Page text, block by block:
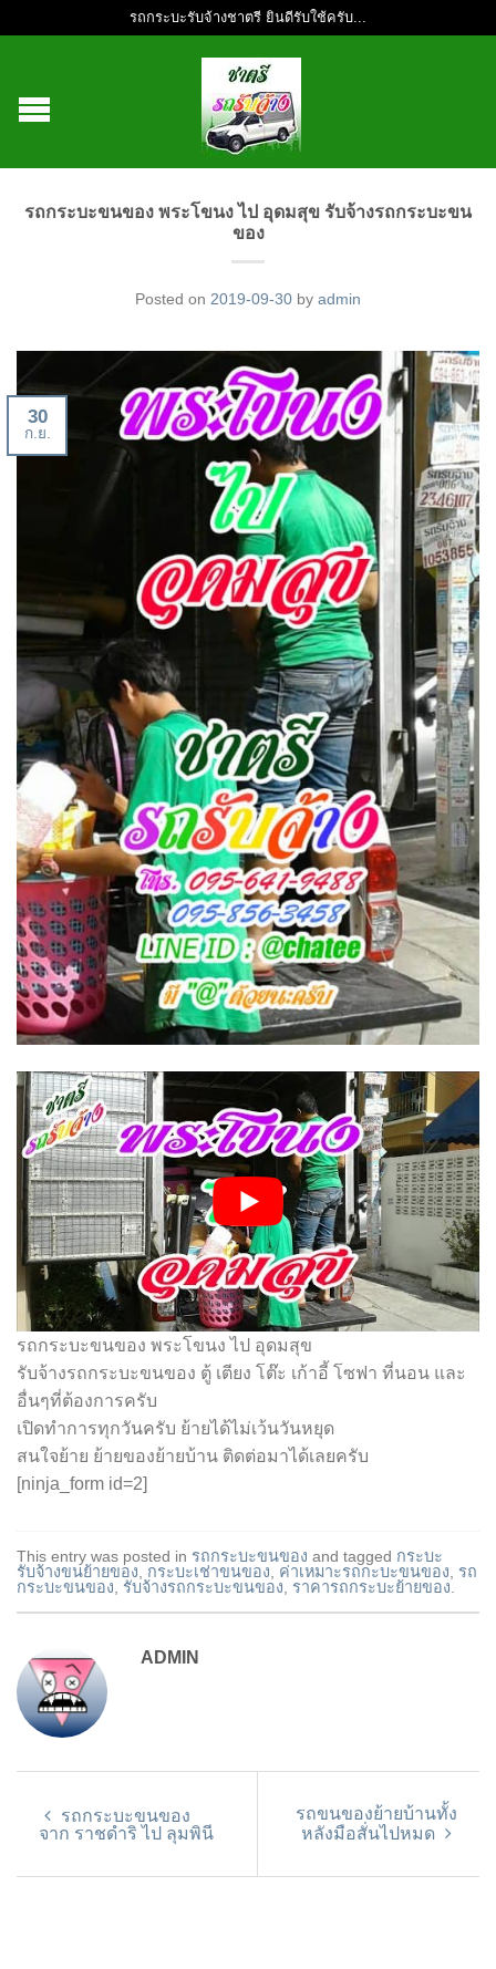
รถกระบะรับจ้างชาตรี ยินดีรับใช้ครับ...
รถกระบะขนของ พระโขนง ไป อุดมสุข รับจ้างรถกระบะขน
ของ
Posted on 2019-09-30 by admin
30
ก.ย.
รถกระบะขนของ พระโขนง ไป อุดมสุข
รับจ้างรถกระบะขนของ ตู้ เตียง โต๊ะ เก้าอี้ โซฟา ที่นอน และ
อื่นๆที่ต้องการครับ
เปิดทำการทุกวันครับ ย้ายได้ไม่เว้นวันหยุด
สนใจย้าย ย้ายของย้ายบ้าน ติดต่อมาได้เลยครับ
[ninja_form id=2]
This entry was posted in รถกระบะขนของ and tagged กระบะ
รับจ้างขนย้ายของ, กระบะเช่าขนของ, ค่าเหมาะรถกะบะขนของ, รถ
กระบะขนของ, รับจ้างรถกระบะขนของ, ราคารถกระบะย้ายของ.
ADMIN
รถกระบะขนของ
จาก ราชดำริ ไป ลุมพินี
รถขนของย้ายบ้านทั้ง
หลังมือสั่นไปหมด